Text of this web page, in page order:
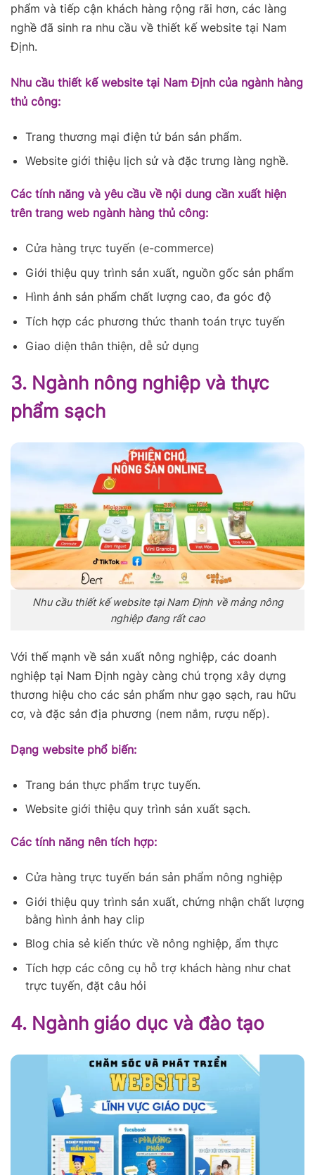
phẩm và tiếp cận khách hàng rộng rãi hơn, các làng
nghề đã sinh ra nhu cầu về thiết kế website tại Nam
Định.
Nhu cầu thiết kế website tại Nam Định của ngành hàng
thủ công:
Trang thương mại điện tử bán sản phẩm.
Website giới thiệu lịch sử và đặc trưng làng nghề.
Các tính năng và yêu cầu về nội dung cần xuất hiện
trên trang web ngành hàng thủ công:
Cửa hàng trực tuyến (e-commerce)
Giới thiệu quy trình sản xuất, nguồn gốc sản phẩm
Hình ảnh sản phẩm chất lượng cao, đa góc độ
Tích hợp các phương thức thanh toán trực tuyến
Giao diện thân thiện, dễ sử dụng
3. Ngành nông nghiệp và thực
phẩm sạch
Nhu cầu thiết kế website tại Nam Định về mảng nông
nghiệp đang rất cao
Với thế mạnh về sản xuất nông nghiệp, các doanh
nghiệp tại Nam Định ngày càng chú trọng xây dựng
thương hiệu cho các sản phẩm như gạo sạch, rau hữu
cơ, và đặc sản địa phương (nem nắm, rượu nếp).
Dạng website phổ biến:
Trang bán thực phẩm trực tuyến.
Website giới thiệu quy trình sản xuất sạch.
Các tính năng nên tích hợp:
Cửa hàng trực tuyến bán sản phẩm nông nghiệp
Giới thiệu quy trình sản xuất, chứng nhận chất lượng
bằng hình ảnh hay clip
Blog chia sẻ kiến thức về nông nghiệp, ẩm thực
Tích hợp các công cụ hỗ trợ khách hàng như chat
trực tuyến, đặt câu hỏi
4. Ngành giáo dục và đào tạo